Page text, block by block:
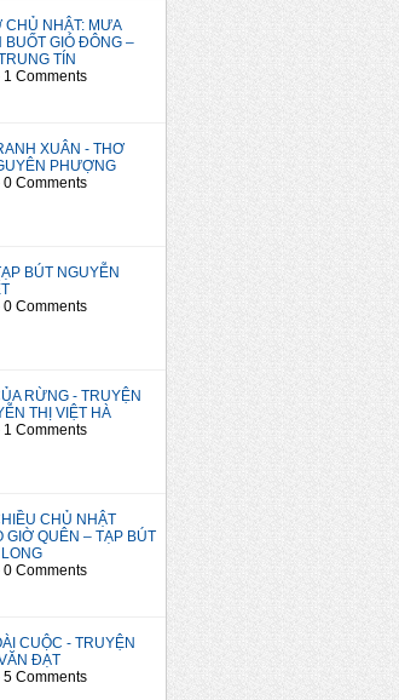
CHỦ NHẬT: MƯA
BUỐT GIÓ ĐÔNG –
TÍN
Comments
XUÂN - THƠ
PHƯỢNG
Comments
BÚT NGUYỄN
Comments
RỪNG - TRUYỆN
THỊ VIỆT HÀ
Comments
CHỦ NHẬT
GIỜ QUÊN – TẠP BÚT
Comments
CUỘC - TRUYỆN
ĐẠT
Comments